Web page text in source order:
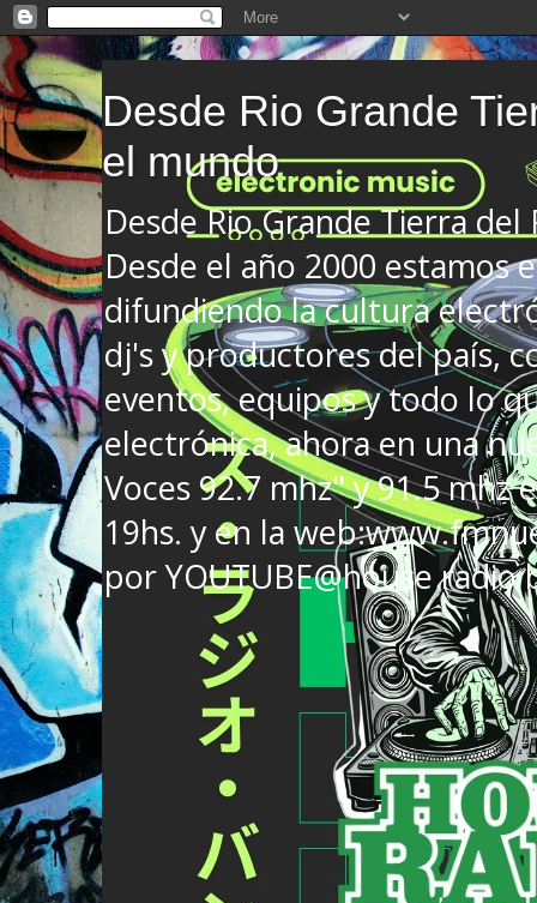
Desde Rio Grande
el mundo
Desde Rio Grande Tierra
Desde el año 2000 estamos
difundiendo la cultura
dj's y productores del país,
eventos, equipos y todo lo
electrónica, ahora en una
Voces 92.7 mhz" y 91.5 mhz
19hs. y en la
por YOUTUBE@house radio